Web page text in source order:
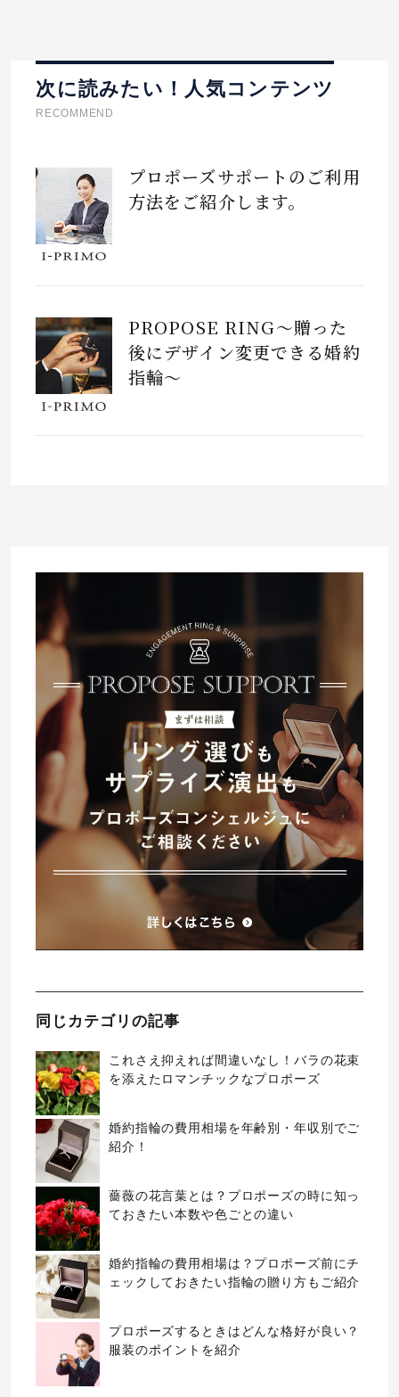
次に読みたい！人気コンテンツ
RECOMMEND
プロポーズサポートのご利用
方法をご紹介します。
PROPOSE RING～贈った
後にデザイン変更できる婚約
指輪～
同じカテゴリの記事
これさえ抑えれば間違いなし！バラの花束
を添えたロマンチックなプロポーズ
婚約指輪の費用相場を年齢別・年収別でご
紹介！
薔薇の花言葉とは？プロポーズの時に知っ
ておきたい本数や色ごとの違い
婚約指輪の費用相場は？プロポーズ前にチ
ェックしておきたい指輪の贈り方もご紹介
プロポーズするときはどんな格好が良い？
服装のポイントを紹介